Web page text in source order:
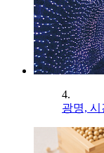
4.
광명,